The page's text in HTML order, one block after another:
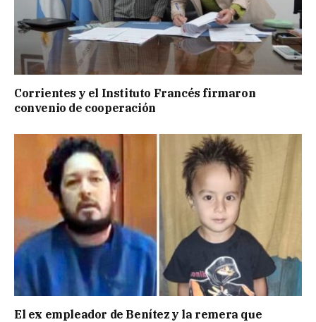
Corrientes y el Instituto Francés firmaron
convenio de cooperación
El ex empleador de Benítez y la remera que